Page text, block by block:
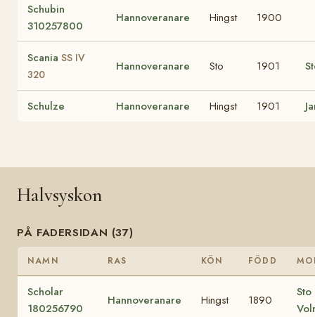
Schubin
310257800
Hannoveranare Hingst 1900
Scania SS IV
320
Hannoveranare Sto 1901
Schulze Hannoveranare Hingst 1901
Halvsyskon
PÅ FADERSIDAN (37)
NAMN RAS KÖN FÖDD
Scholar
180256790
Hannoveranare Hingst 1890
Sto